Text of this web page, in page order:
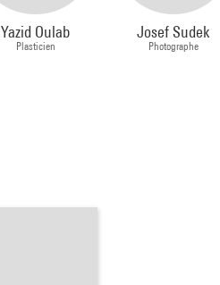
Yazid Oulab
Plasticien
Josef Sudek
Photographe